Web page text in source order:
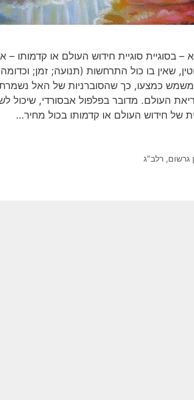
– בסוגיית סוגיית חידוש העולם או קדמותו
שאין בו כול התרחשות (תנועה; זמן;
כמצעו, כך שהסוברניות של האל נשמרת,
העולם. מדובר בפלפול אבסורדי, שיכול
של חידוש העולם או קדמותו בכול מחיר…
גרשום, רלב"ג